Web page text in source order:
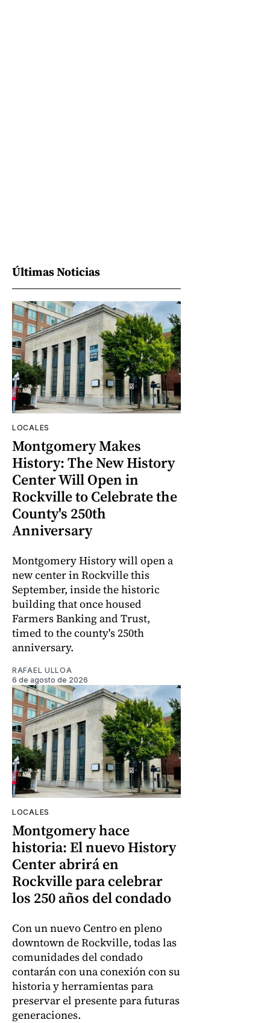
Últimas Noticias
LOCALES
Montgomery Makes
History: The New History
Center Will Open in
Rockville to Celebrate the
County's 250th
Anniversary
Montgomery History will open a
new center in Rockville this
September, inside the historic
building that once housed
Farmers Banking and Trust,
timed to the county's 250th
anniversary.
RAFAEL ULLOA
6 de agosto de 2026
LOCALES
Montgomery hace
historia: El nuevo History
Center abrirá en
Rockville para celebrar
los 250 años del condado
Con un nuevo Centro en pleno
downtown de Rockville, todas las
comunidades del condado
contarán con una conexión con su
historia y herramientas para
preservar el presente para futuras
generaciones.